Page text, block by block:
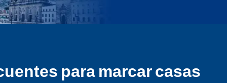
para marcar casas